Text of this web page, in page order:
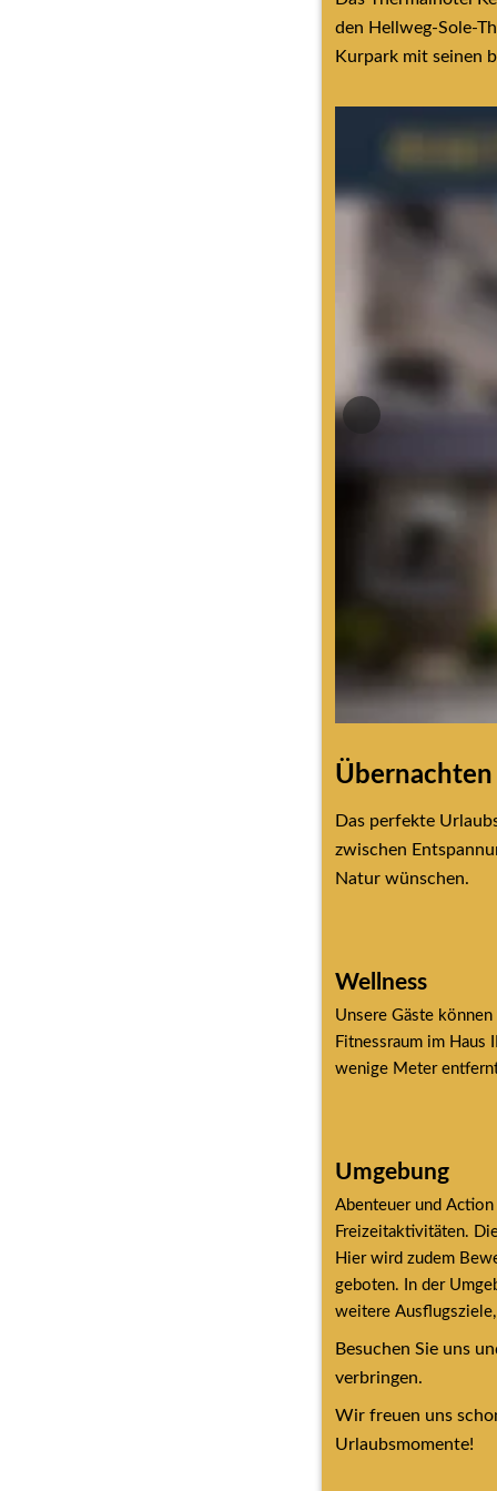
den Hellweg-Sole-
Kurpark mit seinen
Das perfekte
zwischen
Natur wünschen.
Wellness
Unsere Gäste
Fitnessraum im Haus
wenige Meter
Umgebung
Abenteuer und
Freizeitaktivitäten.
Hier wird zudem
geboten. In der
weitere
Besuchen Sie uns
verbringen.
Wir freuen uns
Urlaubsmomente!